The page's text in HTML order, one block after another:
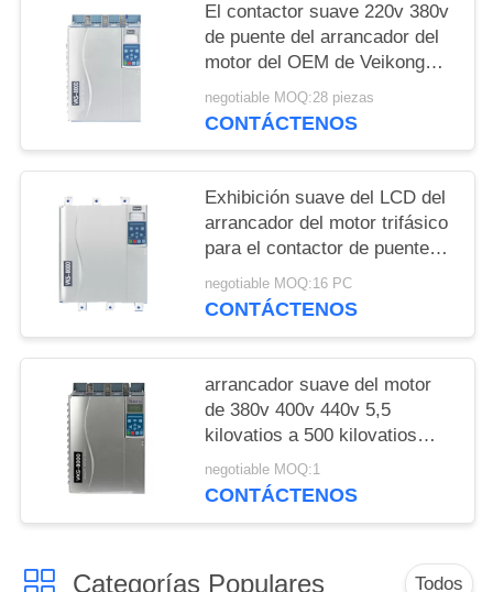
El contactor suave 220v 380v
de puente del arrancador del
motor del OEM de Veikong
para el motor protege
negotiable MOQ:28 piezas
CONTÁCTENOS
Exhibición suave del LCD del
arrancador del motor trifásico
para el contactor de puente
del motor de inducción
negotiable MOQ:16 PC
CONTÁCTENOS
arrancador suave del motor
de 380v 400v 440v 5,5
kilovatios a 500 kilovatios
construidos en contactor de
puente
negotiable MOQ:1
CONTÁCTENOS
Categorías Populares Todos